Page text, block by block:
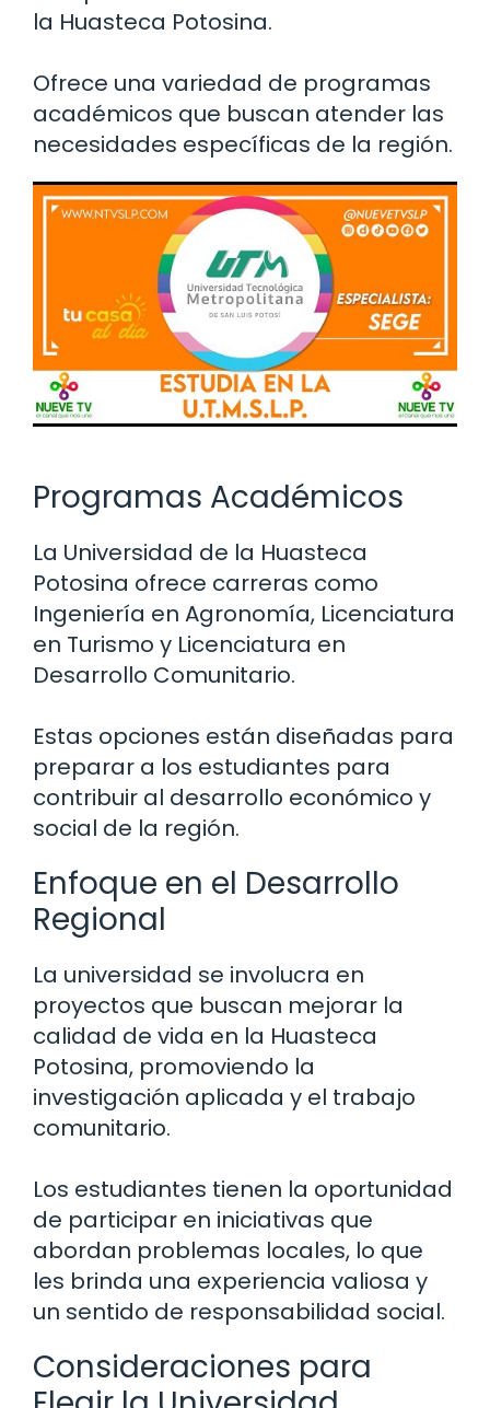
la Huasteca Potosina.
Ofrece una variedad de programas
académicos que buscan atender las
necesidades específicas de la región.
Programas Académicos
La Universidad de la Huasteca
Potosina ofrece carreras como
Ingeniería en Agronomía, Licenciatura
en Turismo y Licenciatura en
Desarrollo Comunitario.
Estas opciones están diseñadas para
preparar a los estudiantes para
contribuir al desarrollo económico y
social de la región.
Enfoque en el Desarrollo
Regional
La universidad se involucra en
proyectos que buscan mejorar la
calidad de vida en la Huasteca
Potosina, promoviendo la
investigación aplicada y el trabajo
comunitario.
Los estudiantes tienen la oportunidad
de participar en iniciativas que
abordan problemas locales, lo que
les brinda una experiencia valiosa y
un sentido de responsabilidad social.
Consideraciones para